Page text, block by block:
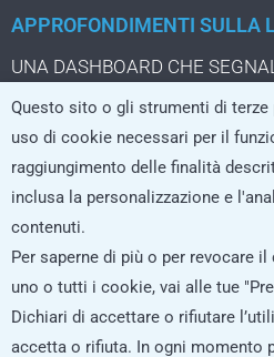
APPROFONDIMENTI SULLA
UNA DASHBOARD CHE
IL PACCO DA TRE EURO CHE
LA LOGISTICA CRESCE SOLO
L’AI che non si limita a
logistici
ISCRIVITI ALLA
Questo sito o gli strumenti di
uso di cookie necessari per il
raggiungimento delle finalità
inclusa la personalizzazione e
contenuti.
Per saperne di più o per revocare
uno o tutti i cookie, vai alle tue
Dichiari di accettare o rifiutare
accetta o rifiuta. In ogni momento